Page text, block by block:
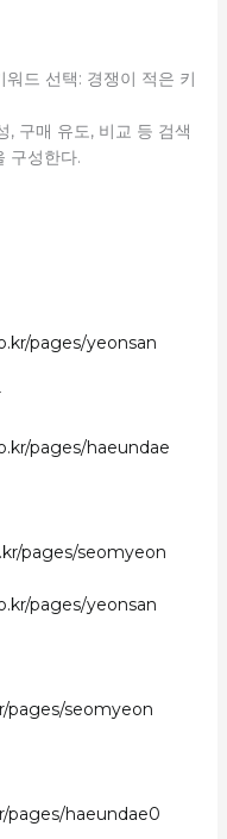
드 선택: 경쟁이 적은 키
, 구매 유도, 비교 등 검색
구성한다.
pages/yeonsan
pages/haeundae
pages/seomyeon
pages/yeonsan
pages/seomyeon
pages/haeundae0